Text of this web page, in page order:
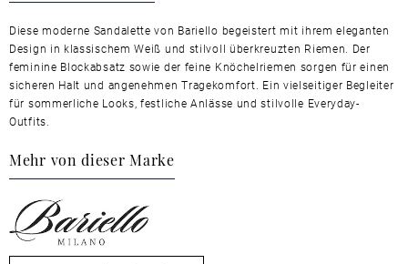
Diese moderne Sandalette von Bariello begeistert mit ihrem eleganten
Design in klassischem Weiß und stilvoll überkreuzten Riemen. Der
feminine Blockabsatz sowie der feine Knöchelriemen sorgen für einen
sicheren Halt und angenehmen Tragekomfort. Ein vielseitiger Begleiter
für sommerliche Looks, festliche Anlässe und stilvolle Everyday-
Outfits.
Mehr von dieser Marke